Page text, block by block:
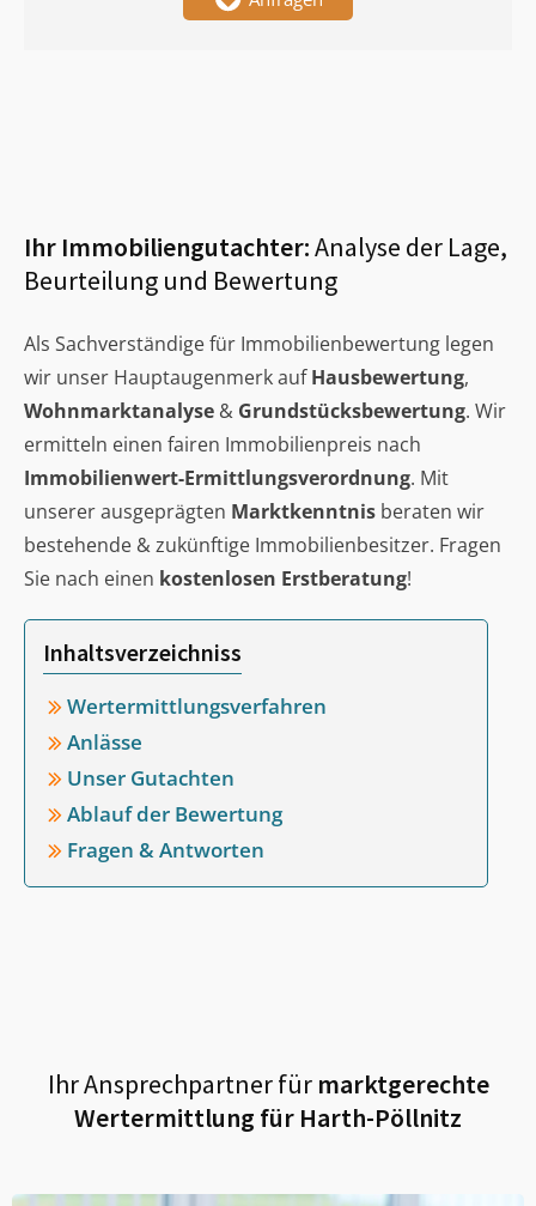
Ihr Immobiliengutachter:Analyse der Lage,
Beurteilung und Bewertung
Als Sachverständige für Immobilienbewertung legen
wir unser Hauptaugenmerk aufHausbewertung,
Wohnmarktanalyse & Grundstücksbewertung. Wir
ermitteln einen fairen Immobilienpreis nach
Immobilienwert-Ermittlungsverordnung. Mit
unserer ausgeprägten Marktkenntnis beraten wir
bestehende & zukünftige Immobilienbesitzer. Fragen
Sie nach einen kostenlosen Erstberatung!
Inhaltsverzeichniss
Wertermittlungsverfahren
Anlässe
Unser Gutachten
Ablauf der Bewertung
Fragen & Antworten
Ihr Ansprechpartner fürmarktgerechte
Wertermittlung für Harth-Pöllnitz